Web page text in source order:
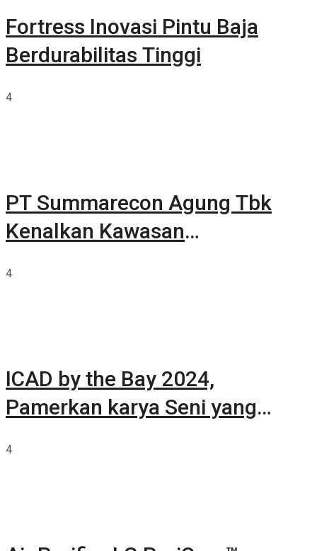
Fortress Inovasi Pintu Baja
Berdurabilitas Tinggi
4
PT Summarecon Agung Tbk
Kenalkan Kawasan
4
ICAD by the Bay 2024,
Pamerkan karya Seni yang
4